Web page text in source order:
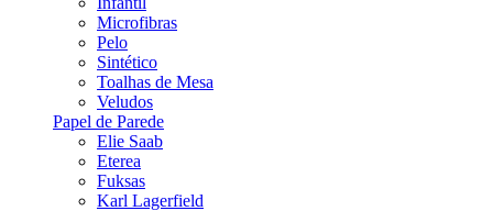
Microfibras
Pelo
Sintético
Toalhas de Mesa
Veludos
Papel de Parede
Elie Saab
Eterea
Fuksas
Karl Lagerfield